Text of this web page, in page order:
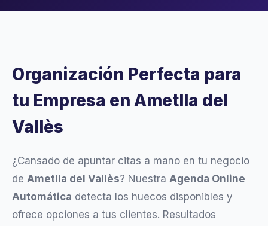
Organización Perfecta para
tu Empresa en Ametlla del
Vallès
¿Cansado de apuntar citas a mano en tu negocio
de Ametlla del Vallès? Nuestra Agenda Online
Automática detecta los huecos disponibles y
ofrece opciones a tus clientes. Resultados